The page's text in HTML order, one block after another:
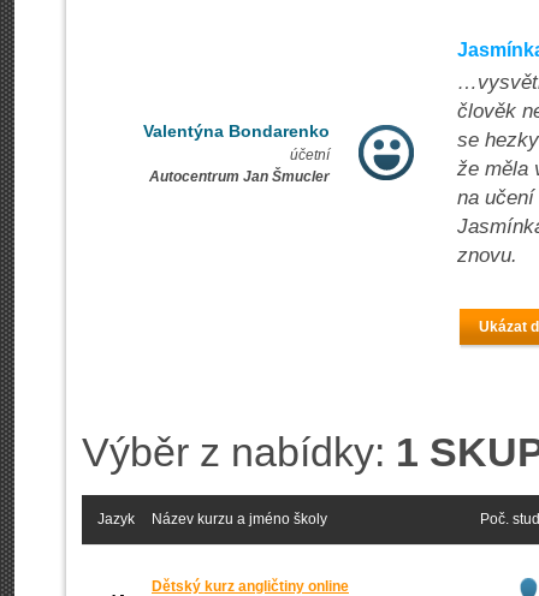
Valentýna Bondarenko
účetní
Autocentrum Jan Šmucler
člověk
se
že měla
na
znovu.
Ukázat
Výběr z nabídky: 1
Jazyk Název kurzu a jméno školy Poč.
Dětský kurz angličtiny online